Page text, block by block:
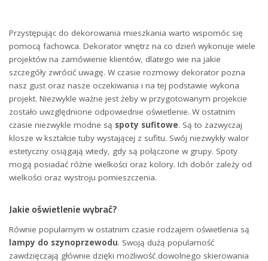
Przystępując do dekorowania mieszkania warto wspomóc się
pomocą fachowca. Dekorator wnętrz na co dzień wykonuje wiele
projektów na zamówienie klientów, dlatego wie na jakie
szczegóły zwrócić uwagę. W czasie rozmowy dekorator pozna
nasz gust oraz nasze oczekiwania i na tej podstawie wykona
projekt. Niezwykle ważne jest żeby w przygotowanym projekcie
zostało uwzględnione odpowiednie oświetlenie. W ostatnim
czasie niezwykle modne są spoty sufitowe. Są to zazwyczaj
klosze w kształcie tuby wystającej z sufitu. Swój niezwykły walor
estetyczny osiągają wtedy, gdy są połączone w grupy. Spoty
mogą posiadać różne wielkości oraz kolory. Ich dobór zależy od
wielkości oraz wystroju pomieszczenia.
Jakie oświetlenie wybrać?
Równie popularnym w ostatnim czasie rodzajem oświetlenia są
lampy do szynoprzewodu. Swoją dużą popularność
zawdzięczają głównie dzięki możliwość dowolnego skierowania